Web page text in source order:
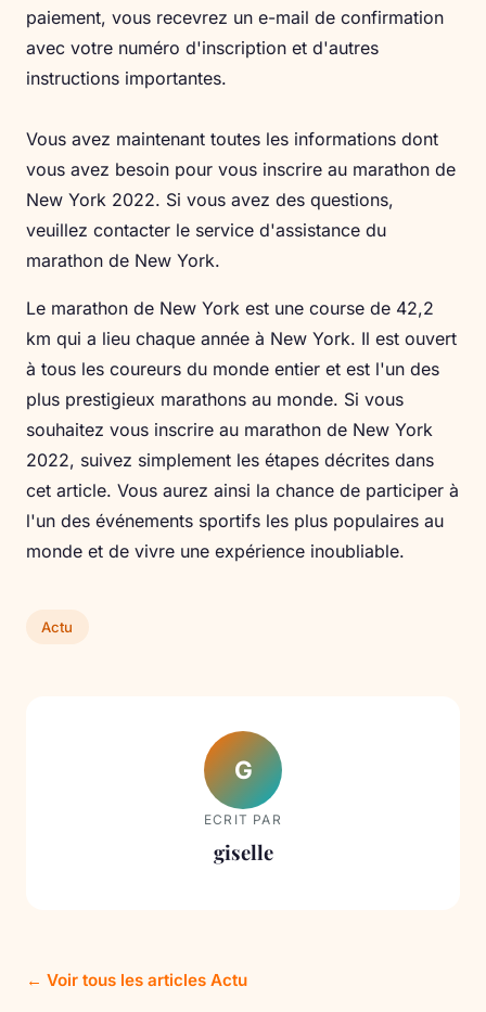
paiement, vous recevrez un e-mail de confirmation
avec votre numéro d'inscription et d'autres
instructions importantes.
Vous avez maintenant toutes les informations dont
vous avez besoin pour vous inscrire au marathon de
New York 2022. Si vous avez des questions,
veuillez contacter le service d'assistance du
marathon de New York.
Le marathon de New York est une course de 42,2
km qui a lieu chaque année à New York. Il est ouvert
à tous les coureurs du monde entier et est l'un des
plus prestigieux marathons au monde. Si vous
souhaitez vous inscrire au marathon de New York
2022, suivez simplement les étapes décrites dans
cet article. Vous aurez ainsi la chance de participer à
l'un des événements sportifs les plus populaires au
monde et de vivre une expérience inoubliable.
Actu
G
ECRIT PAR
giselle
← Voir tous les articles Actu